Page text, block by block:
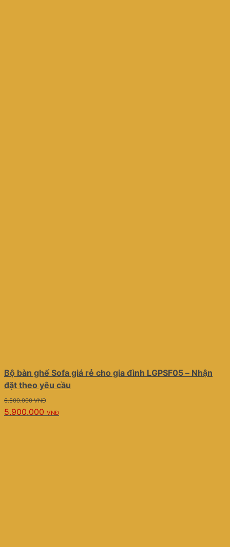
Bộ bàn ghế Sofa giá rẻ cho gia đình LGPSF05 – Nhận
đặt theo yêu cầu
6.500.000VNĐ
Giá
gốc
5.900.000 VNĐ
Giá
hiện